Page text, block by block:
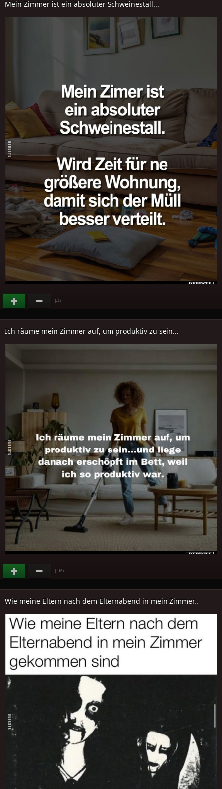
Mein Zimmer ist ein absoluter Schweinestall...
(-4)
Ich räume mein Zimmer auf, um produktiv zu sein...
(+16)
Wie meine Eltern nach dem Elternabend in mein Zimmer..